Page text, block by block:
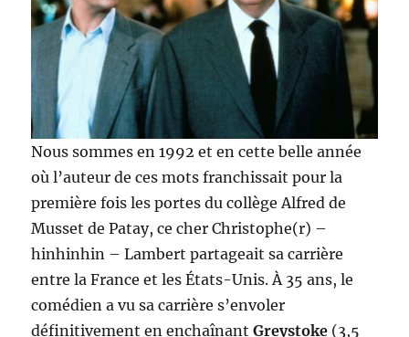
Nous sommes en 1992 et en cette belle année
où l’auteur de ces mots franchissait pour la
première fois les portes du collège Alfred de
Musset de Patay, ce cher Christophe(r) –
hinhinhin – Lambert partageait sa carrière
entre la France et les États-Unis. À 35 ans, le
comédien a vu sa carrière s’envoler
définitivement en enchaînantGreystoke (3,5